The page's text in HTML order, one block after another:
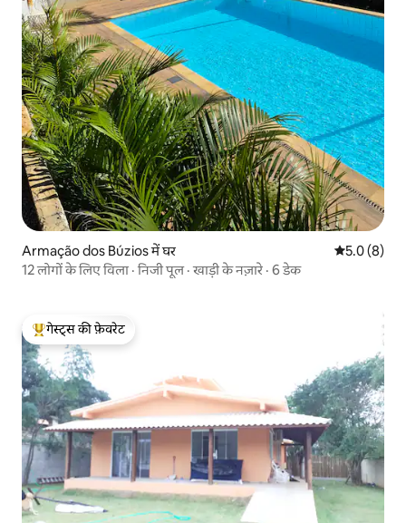
Armação dos Búzios में घर औसत रेटिंग 5
5.0 (8)
12 लोगों के लिए विला · निजी पूल · खाड़ी के नज़ारे · 6 डेक
गेस्ट्स का टॉप फ़ेवरेट
गेस्ट्स की फ़ेवरेट